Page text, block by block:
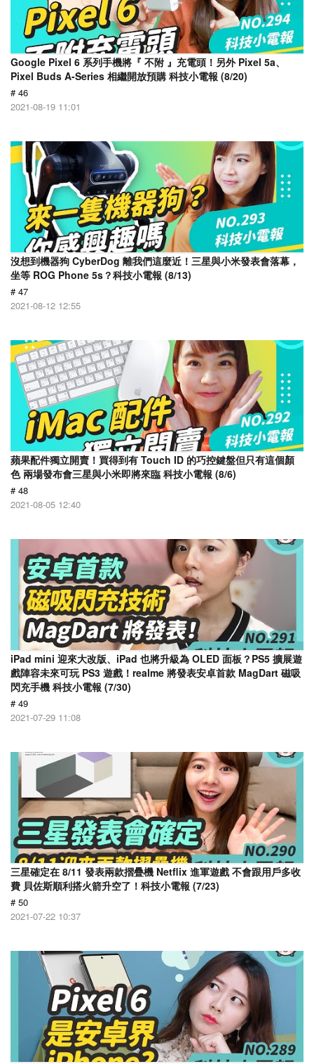
Google Pixel 6 系列手機將『 不附 』充電頭！另外 Pixel 5a、
Pixel Buds A-Series 相繼開放預購 科技小電報 (8/20)
# 46
2021-08-19 11:01
沒想到機器狗 CyberDog 離我們這麼近！三星與小米發表會落幕，
坐等 ROG Phone 5s？科技小電報 (8/13)
# 47
2021-08-12 12:55
蘋果配件獨立開賣！買得到有 Touch ID 的巧控鍵盤但只有這個顏
色 兩場發布會三星與小米即將來臨 科技小電報 (8/6)
# 48
2021-08-05 12:40
iPad mini 迎來大改版、iPad 也將升級為 OLED 面板？PS5 擴展遊
戲陣容未來可玩 PS3 遊戲！realme 將發表安卓首款 MagDart 磁吸
閃充手機 科技小電報 (7/30)
# 49
2021-07-29 11:08
三星確定在 8/11 發表兩款摺疊機 Netflix 進軍遊戲 不會跟用戶多收
費 貝佐斯順利搭火箭升空了！科技小電報 (7/23)
# 50
2021-07-22 10:37